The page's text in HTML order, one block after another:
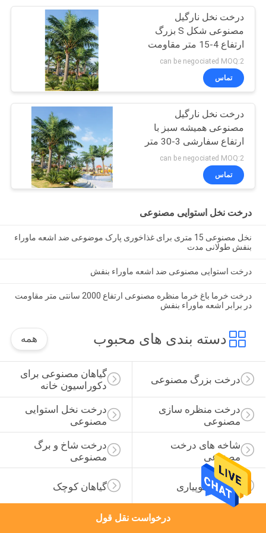
درخت نخل نارگیل
مصنوعی شکل S بزرگ
ارتفاع 4-15 متر مقاومت
در برابر اشعه ماوراء بنفش
can be negociated MOQ:2
تماس
درخت نخل نارگیل
مصنوعی همیشه سبز با
ارتفاع سفارشی 3-30 متر
برای رویدادهای خارج از
منزل
can be negociated MOQ:2
تماس
درخت نخل استوایی مصنوعی
نخل مصنوعی 15 متری برای غذاخوری پارک موضوعی ضد اشعه ماوراء
بنفش طولانی مدت
درخت استوایی مصنوعی ضد اشعه ماوراء بنفش
درخت خرما باغ خرما منظره مصنوعی ارتفاع 2000 سانتی متر مقاومت
در برابر اشعه ماوراء بنفش
دسته بندی های محبوب همه
گیاهان مصنوعی برای
دکوراسیون خانه
درخت بزرگ مصنوعی
درخت نخل استوایی
مصنوعی
درخت منظره سازی
مصنوعی
درخت شاخ و برگ
مصنوعی
شاخه های درخت
مصنوعی
گیاهان کوچک مجسمه توپیاری
درخواست نقل قول